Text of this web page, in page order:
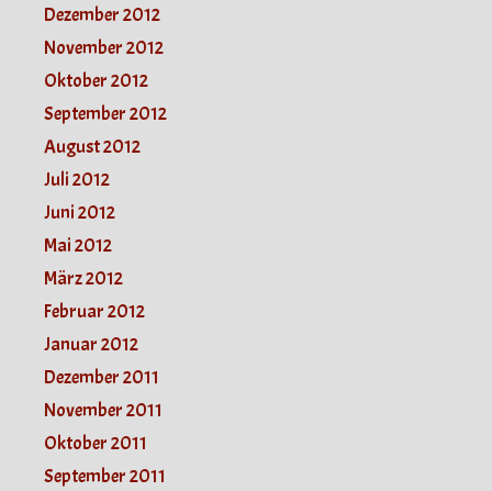
Dezember 2012
November 2012
Oktober 2012
September 2012
August 2012
Juli 2012
Juni 2012
Mai 2012
März 2012
Februar 2012
Januar 2012
Dezember 2011
November 2011
Oktober 2011
September 2011